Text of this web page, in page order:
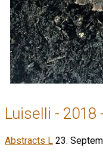
Luiselli - 2018
Abstracts L 23.